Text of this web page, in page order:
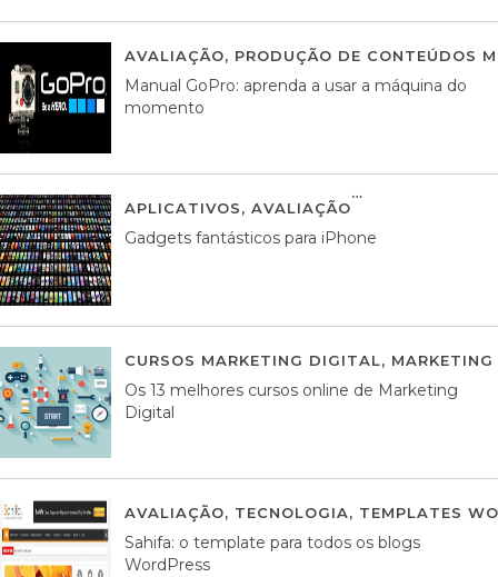
AVALIAÇÃO, PRODUÇÃO DE CONTEÚDOS
Manual GoPro: aprenda a usar a máquina do
momento
APLICATIVOS, AVALIAÇÃO
Gadgets fantásticos para iPhone
CURSOS MARKETING DIGITAL,
Os 13 melhores cursos online de Marketing
Digital
AVALIAÇÃO, TECNOLOGIA, TEMPLATES
Sahifa: o template para todos os blogs
WordPress